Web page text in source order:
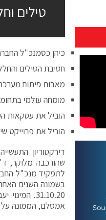
טילים
כיהן כסמנכ"ל
חטיבת הטילים
מאבות פיתוח
מומחה עולמי
הוביל את עסקאות
הוביל את פרוייקט
דירקטוריון
שהורכבה מלוקר,
לתפקיד מנכ"ל
בשמונה השנים
31.10.20.
אמסלם, הממונה